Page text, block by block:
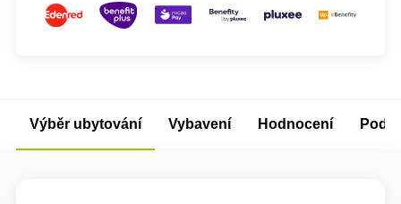
Výběr ubytování Vybavení Hodnocení